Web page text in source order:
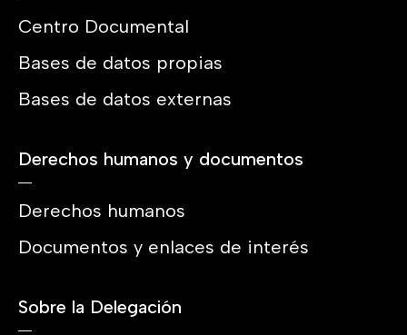
Centro Documental
Bases de datos propias
Bases de datos externas
Derechos humanos y documentos
Derechos humanos
Documentos y enlaces de interés
Sobre la Delegación